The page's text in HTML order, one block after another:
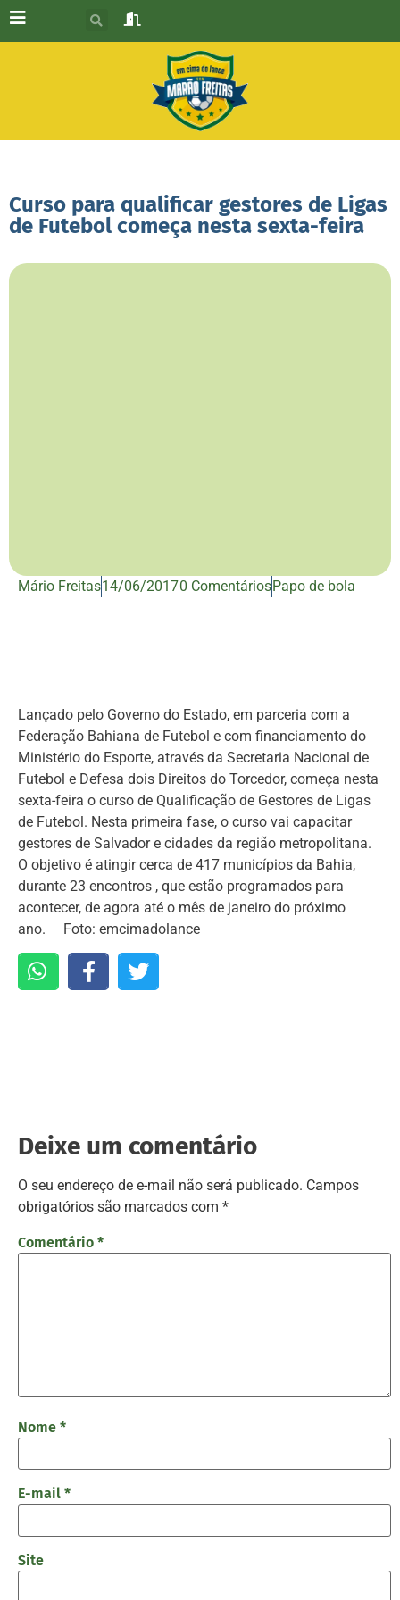
Curso para qualificar gestores de Ligas
de Futebol começa nesta sexta-feira
Mário Freitas14/06/20170 ComentáriosPapo de bola
Lançado pelo Governo do Estado, em parceria com a
Federação Bahiana de Futebol e com financiamento do
Ministério do Esporte, através da Secretaria Nacional de
Futebol e Defesa dois Direitos do Torcedor, começa nesta
sexta-feira o curso de Qualificação de Gestores de Ligas
de Futebol. Nesta primeira fase, o curso vai capacitar
gestores de Salvador e cidades da região metropolitana.
O objetivo é atingir cerca de 417 municípios da Bahia,
durante 23 encontros , que estão programados para
acontecer, de agora até o mês de janeiro do próximo
ano. Foto: emcimadolance
Deixe um comentário
O seu endereço de e-mail não será publicado. Campos
obrigatórios são marcados com *
Comentário *
Nome *
E-mail *
Site